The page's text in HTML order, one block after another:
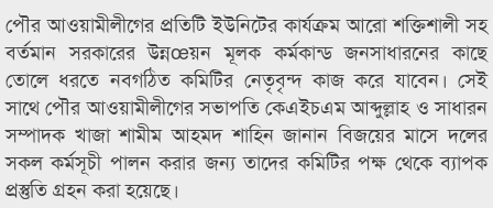
পৌর আওয়ামীলীগের প্রতিটি ইউনিটের কার্যক্রম আরো শক্তিশালী সহ
বর্তমান সরকারের উন্নœয়ন মূলক কর্মকান্ড জনসাধারনের কাছে
তোলে ধরতে নবগঠিত কমিটির নেতৃবৃন্দ কাজ করে যাবেন। সেই
সাথে পৌর আওয়ামীলীগের সভাপতি কেএইচএম আব্দুল্লাহ ও সাধারন
সম্পাদক খাজা শামীম আহমদ শাহিন জানান বিজয়ের মাসে দলের
সকল কর্মসূচী পালন করার জন্য তাদের কমিটির পক্ষ থেকে ব্যাপক
প্রস্তুতি গ্রহন করা হয়েছে।